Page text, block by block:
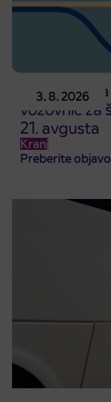
3. 8. 2026
vozovnic za
21. avgusta
Kranj
Preberite objavo